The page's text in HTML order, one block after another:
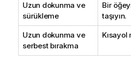
Uzun dokunma ve
sürükleme
Bir
taşıyın.
Uzun dokunma ve
serbest bırakma
Kısayol